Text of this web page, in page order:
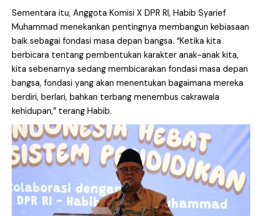
Sementara itu, Anggota Komisi X DPR RI, Habib Syarief
Muhammad menekankan pentingnya membangun kebiasaan
baik sebagai fondasi masa depan bangsa. “Ketika kita
berbicara tentang pembentukan karakter anak-anak kita,
kita sebenarnya sedang membicarakan fondasi masa depan
bangsa, fondasi yang akan menentukan bagaimana mereka
berdiri, berlari, bahkan terbang menembus cakrawala
kehidupan,” terang Habib.